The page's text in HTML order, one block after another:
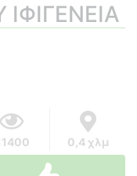
0,4 χλμ